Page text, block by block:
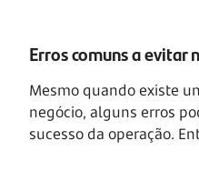
Erros comuns a evitar
Mesmo quando existe
negócio, alguns erros
sucesso da operação.